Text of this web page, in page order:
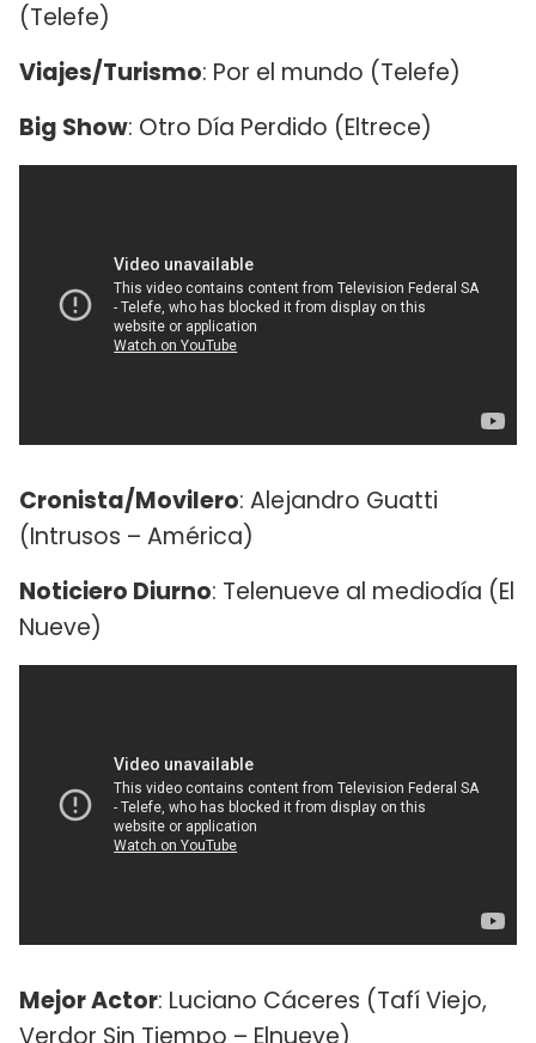
(Telefe)
Viajes/Turismo: Por el mundo (Telefe)
Big Show: Otro Día Perdido (Eltrece)
Cronista/Movilero: Alejandro Guatti
(Intrusos – América)
Noticiero Diurno: Telenueve al mediodía (El
Nueve)
Mejor Actor: Luciano Cáceres (Tafí Viejo,